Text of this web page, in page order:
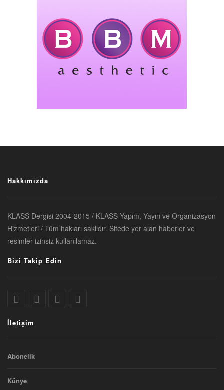
Hakkımızda
KLASS Dergisi 2004-2015 / KLASS Yapım, Yayın ve Organizasyon
Hizmetleri / Tüm hakları saklıdır. Sitede yer alan haberler ve
resimler izinsiz kullanılamaz.
Bizi Takip Edin
İletişim
Abonelik
Künye